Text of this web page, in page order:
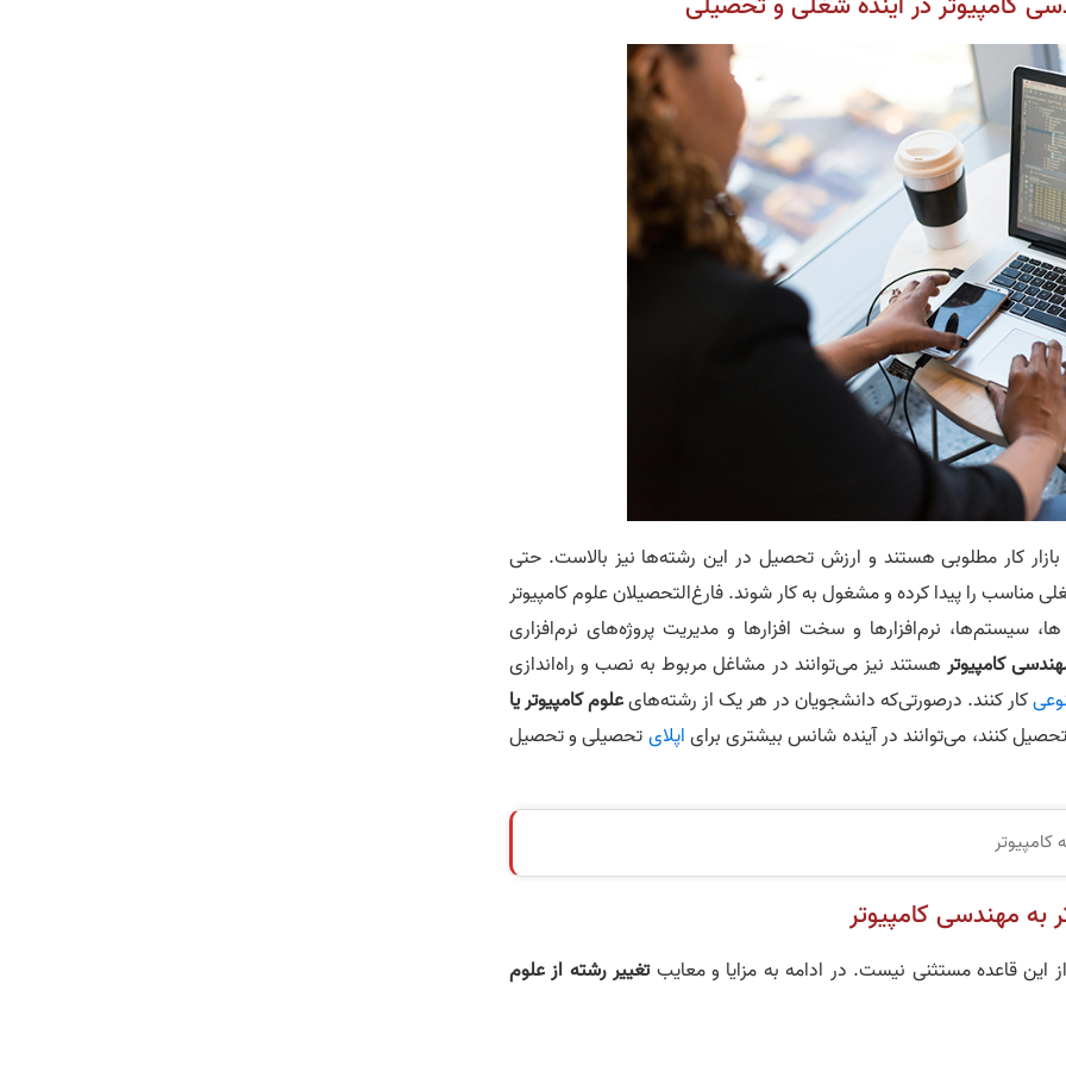
کار مطلوبی هستند و ارزش تحصیل در این رشته‌ها نیز بالاست. حتی
مناسب را پیدا کرده و مشغول به کار شوند. فارغ‌التحصیلان علوم کامپیوتر
سیستم‌ها، نرم‌افزارها و سخت افزارها و مدیریت پروژه‌های نرم‌افزاری
کامپیوتر هستند نیز می‌توانند در مشاغل مربوط به نصب و راه‌اندازی
کار کنند. درصورتی‌که دانشجویان در هر یک از رشته‌هایعلوم کامپیوتر یا
کنند، می‌توانند در آینده شانس بیشتری برایاپلایتحصیلی و تحصیل
به مهندسی کامپیوتر
این قاعده مستثنی نیست. در ادامه به مزایا و معایبتغییر رشته از علوم